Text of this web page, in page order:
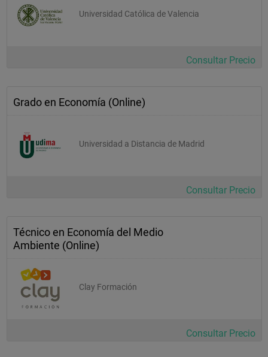
Universidad Católica de Valencia
Consultar Precio
Grado en Economía (Online)
Universidad a Distancia de Madrid
Consultar Precio
Técnico en Economía del Medio
Ambiente (Online)
Clay Formación
Consultar Precio